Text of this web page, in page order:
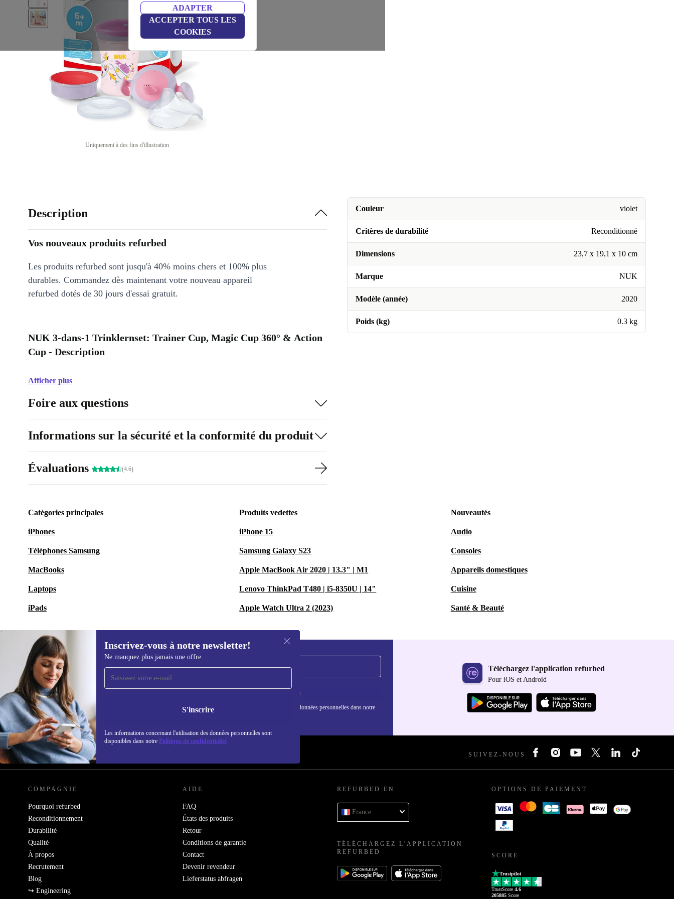
ADAPTER
ACCEPTER TOUS LES
COOKIES
Uniquement à des fins d'illustration
Couleur violet
Critères de durabilité Reconditionné
Dimensions 23,7 x 19,1 x 10 cm
Marque NUK
Modèle (année) 2020
Poids (kg) 0.3 kg
Description
Vos nouveaux produits refurbed
Les produits refurbed sont jusqu'à 40% moins chers et 100% plus
durables. Commandez dès maintenant votre nouveau appareil
refurbed dotés de 30 jours d'essai gratuit.
NUK 3-dans-1 Trinklernset: Trainer Cup, Magic Cup 360° & Action
Cup - Description
Afficher plus
Foire aux questions
Informations sur la sécurité et la conformité du produit
Évaluations (4.6)
Catégories principales
iPhones
Téléphones Samsung
MacBooks
Laptops
iPads
Produits vedettes
iPhone 15
Samsung Galaxy S23
Apple MacBook Air 2020 | 13.3" | M1
Lenovo ThinkPad T480 | i5-8350U | 14"
Apple Watch Ultra 2 (2023)
Nouveautés
Audio
Consoles
Appareils domestiques
Cuisine
Santé & Beauté
Inscrivez-vous à notre newsletter!
Ne manquez plus jamais une offre
S'inscrire
Les informations concernant l'utilisation des données personnelles sont
disponibles dans notre Politique de confidentialité
Recevoir offres et infos de
refurbed par mail
Ne manquez plus aucune offre.
S'inscrire
Retrouvez les informations sur l'utilisation des données personnelles dans notre
Téléchargez l'application refurbed
Pour iOS et Android
REFURBED FRANCE - RETHINK NEW. SUIVEZ-NOUS
COMPAGNIE
Pourquoi refurbed
Reconditionnement
Durabilité
Qualité
À propos
Recrutement
Blog
↪ Engineering
AIDE
FAQ
États des produits
Retour
Conditions de garantie
Contact
Devenir revendeur
Lieferstatus abfragen
REFURBED EN
France
TÉLÉCHARGEZ L'APPLICATION
REFURBED
OPTIONS DE PAIEMENT
SCORE
Trustpilot
TrustScore 4.6
205885 Score